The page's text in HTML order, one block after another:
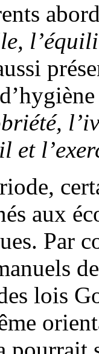
et
aux
Par
lois